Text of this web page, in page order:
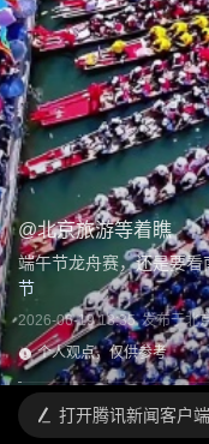
@北京旅游等着瞧
端午节龙舟赛，还是要
节
2026-06-19 13:35 发布于北
个人观点，仅供参考
打开腾讯新闻客户